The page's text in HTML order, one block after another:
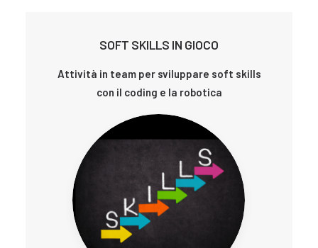
SOFT SKILLS IN GIOCO
Attività in team per sviluppare soft skills
con il coding e la robotica